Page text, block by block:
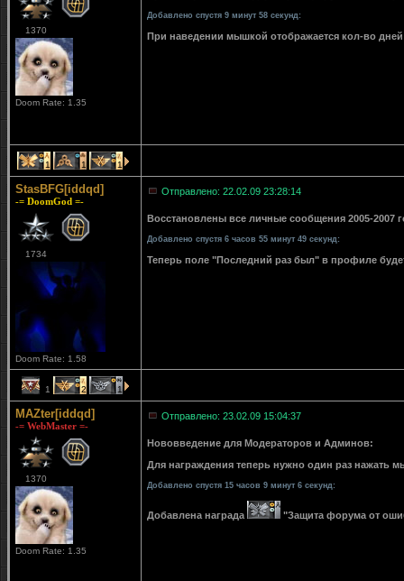
1370
Doom Rate: 1.35
Добавлено спустя 9 минут 58 секунд:
При наведении мышкой отображается кол-во
1 1 1
StasBFG[iddqd]
-= DoomGod =-
1734
Doom Rate: 1.58
Отправлено: 22.02.09 23:28:14
Восстановлены все личные сообщения 2005-2007
Добавлено спустя 6 часов 55 минут 49 секунд:
Теперь поле "Последний раз был" в профиле
1 2 1
MAZter[iddqd]
-= WebMaster =-
1370
Doom Rate: 1.35
Отправлено: 23.02.09 15:04:37
Нововведение для Модераторов и Админов:
Для награждения теперь нужно один раз нажать
Добавлено спустя 15 часов 9 минут 6 секунд:
Добавлена награда "Защита форума от